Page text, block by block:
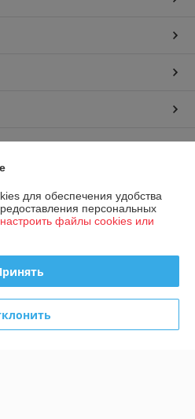
Deal.by
для обеспечения удобства
персональных
файлы cookies или